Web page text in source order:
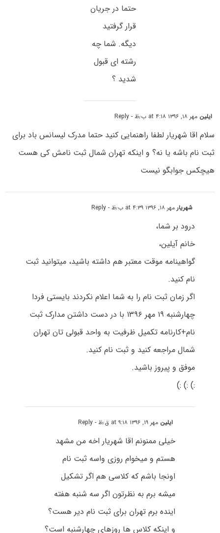
حتما در جریان
قرار گرفتید
دیگه. شما چه
رشته ای قبول
شدید ؟
ایلین مهر ۱۸, ۱۳۹۶ at ۴:۱۸ ب٫ظ - Reply
سلام اقا شهریار لطفا راهنمایی کنید حتما مدرک لیسانس باد برای
ثبت نام باشه یا نه؟ و اینکه تهران شمال ثبت نامش کی هست
هیچکس جوابگو نیست
شهریارمهر ۱۸, ۱۳۹۶ at ۴:۳۹ ب٫ظ - Reply
درود بر شما،
خانم آیلین،
گواهینامه موقت معتبر هم داشته باشید، میتوانید ثبت
نام کنید.
اگر زمان ثبت نام را به شما اعلام نکردند بایستی فردا
چهارشنبه ۱۹ مهر ۱۳۹۶ با در دست داشتن مدارک ثبت
نام+کارنامه تکمیل ظرفیت به واحد قبولی تان تهران
شمال مراجعه کنید و ثبت نام کنید.
موفق و پیروز باشید.
:) :) :)
ایلین مهر ۱۹, ۱۳۹۶ at ۹:۱۸ ق٫ظ - Reply
خیلی ممنونم اقا شهریار اخه من مشهد
هستم و میخوام روزی واسه ثبت نام
اونجا باشم که کلاسی هم اگر تشکیل
میشه برم به نظرتون اگر سه شنبه هفته
اینده برم تهران برای ثبت نام دیر هست؟
و اینکه کلاس ها روزهای چهارشنبه است؟